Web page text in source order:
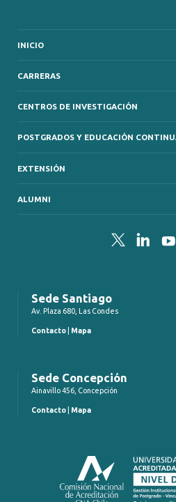
INICIO
CARRERAS
CENTROS DE INVESTIGACIÓN
POSTGRADOS Y EDUCACIÓN
EXTENSIÓN
ALUMNI
TwitterLinkedIn
Sede Santiago
Av. Plaza 680, Las Condes
Contacto Mapa
Sede Concepción
Ainavillo 456, Concepción
Contacto Mapa